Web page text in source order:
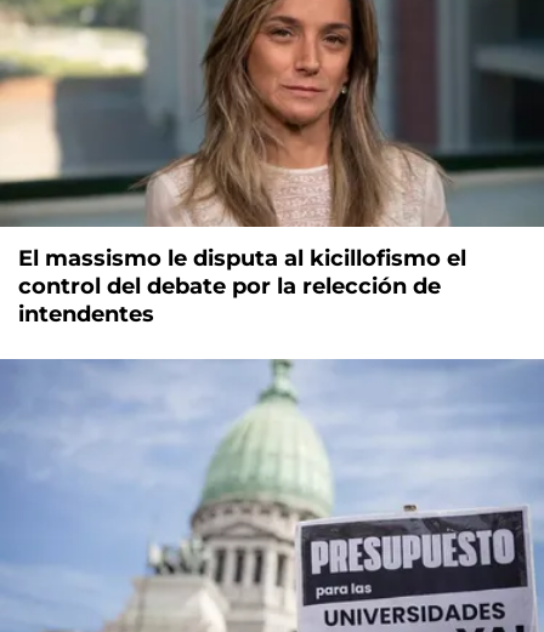
El massismo le disputa al kicillofismo el
control del debate por la relección de
intendentes